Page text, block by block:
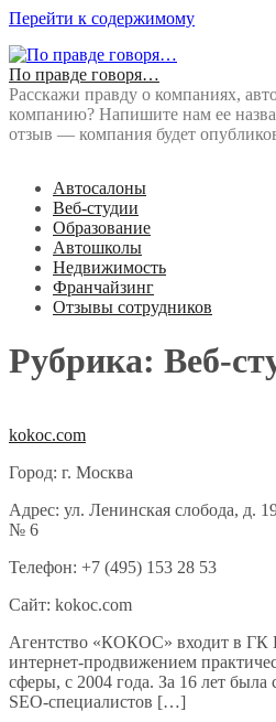
Перейти к содержимому
По правде говоря…
Расскажи правду о компаниях,
компанию? Напишите нам ее
отзыв — компания будет
Автосалоны
Веб-студии
Образование
Автошколы
Недвижимость
Франчайзинг
Отзывы сотрудников
Рубрика: Веб-
kokoc.com
Город: г. Москва
Адрес: ул. Ленинская слобода, д.
№ 6
Телефон: +7 (495) 153 28 53
Сайт: kokoc.com
Агентство «КОКОС» входит в ГК
интернет-продвижением
сферы, с 2004 года. За 16 лет была
SEO-специалистов […]